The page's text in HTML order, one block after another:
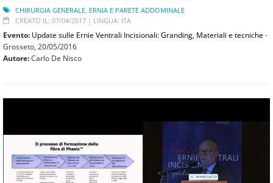
CHIRURGIA GENERALE ERNIA E PARETE ADDOMINALE
CREATO IL: 07/04/2017 | LINGUA: ITA
Evento: Update sulle Ernie Ventrali Incisionali: Granding, Materiali e tecniche -
Grosseto, 20/05/2016
Autore:Carlo De Nisco